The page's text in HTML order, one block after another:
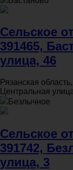
Сельское
391465,
улица, 46
Рязанская
Центральная
Безлычное
Сельское
391742,
улица, 3